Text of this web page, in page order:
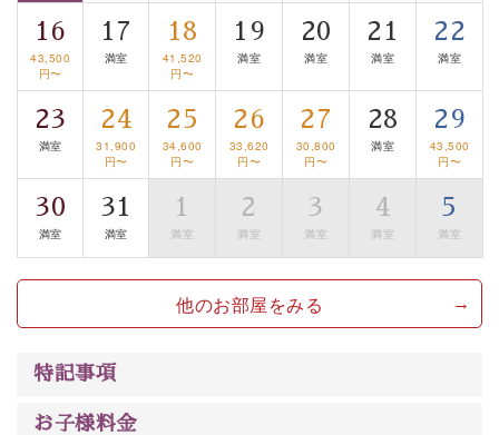
清らかな源泉、自然の恵みあるお食事、諏訪湖に包まれ
るお部屋、 大人のたしなみを感じていただける、美しく
癒される宿で贅沢に幸せのときを安心してお過ごしくだ
16
43,500
円〜
17
満室
18
41,520
円〜
19
満室
20
満室
21
満室
22
満室
23
満室
24
31,900
円〜
25
34,600
円〜
26
33,620
円〜
27
30,800
円〜
28
満室
29
43,500
円〜
30
満室
31
満室
1
満室
2
満室
3
満室
4
満室
5
満室
他のお部屋をみる
特記事項
お子様料金